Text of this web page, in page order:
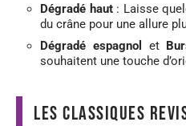
Dégradé haut: Laisse
du crâne pour une allure
Dégradé espagnol
et
souhaitent une touche
Les classiques